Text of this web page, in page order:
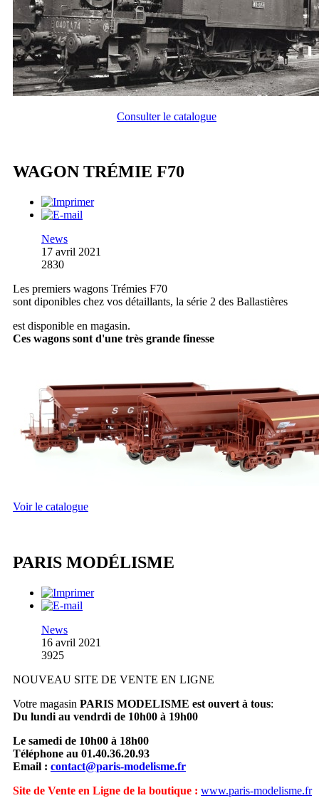
Consulter le catalogue
WAGON TRÉMIE F70
News
17 avril 2021
2830
Les premiers wagons Trémies F70
sont diponibles chez vos détaillants, la série 2 des Ballastières
est disponible en magasin.
Ces wagons sont d'une très grande finesse
Voir le catalogue
PARIS MODÉLISME
News
16 avril 2021
3925
NOUVEAU SITE DE VENTE EN LIGNE
Votre magasin PARIS MODELISME est ouvert à tous:
Du lundi au vendrdi de 10h00 à 19h00
Le samedi de 10h00 à 18h00
Téléphone au 01.40.36.20.93
Email : contact@paris-modelisme.fr
Site de Vente en Ligne de la boutique : www.paris-modelisme.fr